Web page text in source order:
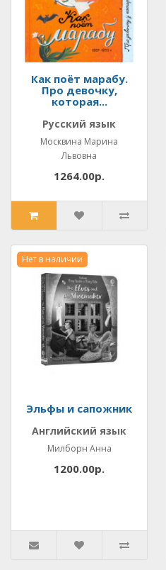
Как поёт марабу.
Про девочку,
которая...
Русский язык
Москвина Марина
Львовна
1264.00р.
Нет в наличии
Эльфы и сапожник
Английский язык
Милборн Анна
1200.00р.